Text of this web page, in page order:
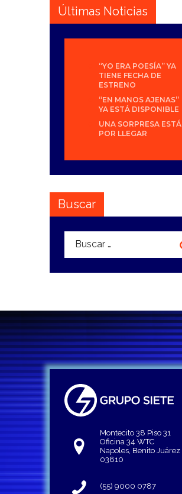
Últimas Noticias
“YO ERA POESÍA” YA
TIENE FECHA DE
ESTRENO
“EN MANOS AJENAS”
YA ESTÁ DISPONIBLE
UNA SORPRESA ESTÁ
POR LLEGAR
Buscar
Buscar:
Montecito 38 Piso 31
Oficina 34 WTC
Napoles, Benito Juárez
03810
(55) 9000 0787